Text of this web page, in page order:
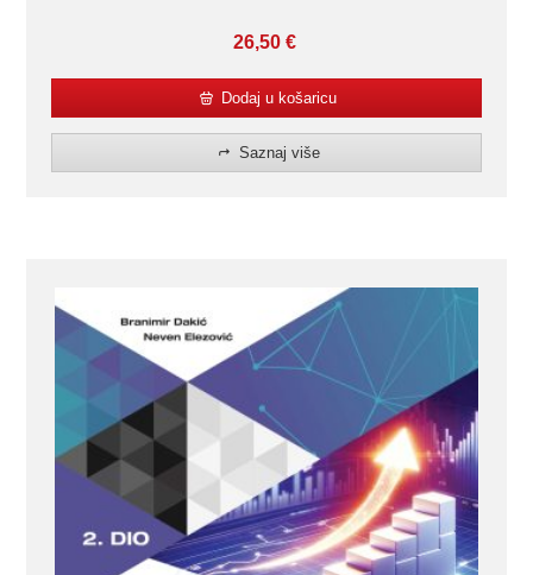
26,50 €
Dodaj u košaricu
Saznaj više